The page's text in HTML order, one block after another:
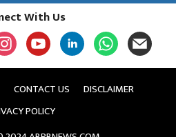
With Us
CONTACT US
DISCLAIMER
POLICY